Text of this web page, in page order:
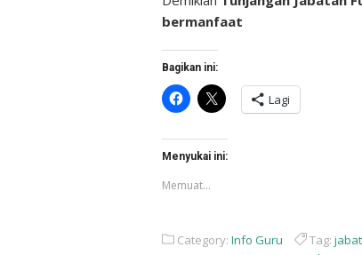
bermanfaat
Bagikan ini:
Klik
untuk
membagikan
Facebook(Membuka
di
jendela
baru)
Klik
untuk
berbagi
X(Membuka
di
jendela
Lagi
Menyukai ini:
Memuat...
Category: Info Guru Tag: